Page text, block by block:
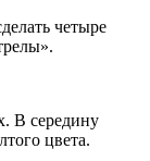
четыре
В середину
цвета.